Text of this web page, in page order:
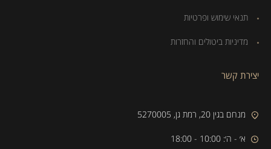
תנאי שימוש ופרטיות
מדיניות ביטולים והחזרות
יצירת קשר
מנחם בגין 20, רמת גן, 5270005
א׳ - ה׳: 10:00 - 18:00